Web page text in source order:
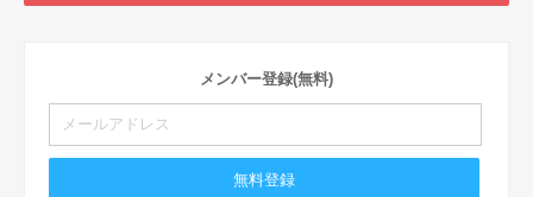
メンバー登録(無料)